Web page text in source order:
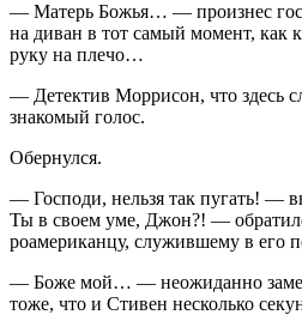
— Матерь Божья… — произнес
на диван в тот самый момент, как
руку на плечо…
— Детектив Моррисон, что здесь
знакомый голос.
Обернулся.
— Господи, нельзя так пугать! —
Ты в своем уме, Джон?! —
роамериканцу, служившему в его
— Боже мой… — неожиданно
тоже, что и Стивен несколько